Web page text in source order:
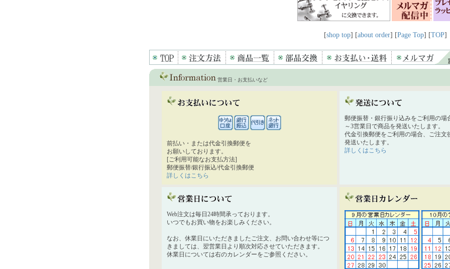
[shop top] [about order] [Page Top] [TOP]
営業日・お支払いなど
前払い・または代金引換郵便を
お願いしております。
[ご利用可能なお支払方法]
郵便振替/銀行振込/代金引換郵便
詳しくはこちら
郵便振替・銀行振り込みをご利用の場
～3営業日で商品を発送いたします。
代金引換郵便をご利用の場合、ご注文
発送いたします。
詳しくはこちら
Web注文は毎日24時間承っております。
いつでもお買い物をお楽しみください。
なお、休業日にいただきましたご注文、お問い合わせ等につ
きましては、翌営業日より順次対応させていただきます。
休業日については右のカレンダーをご参照ください。